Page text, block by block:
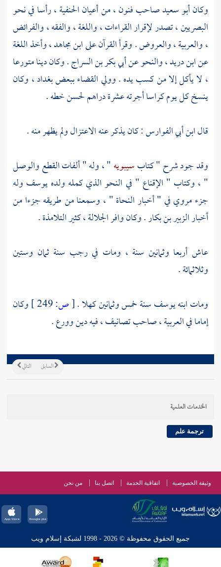
وكانأبو سعيدصاحب فنون ، من أعيان الحنفية ، رأسا في نحو
البصريين، تصدر لإقرار القراءات ، واللغة ، والفقه ، والفرائض
، والعربية ، والعروض . وقرأ القرآن علىابن مجاهد، وأخذ اللغة
عنابن دريد، والنحو عنأبي بكر بن السراج. وكان دينا متورعا
، لا يأكل إلا من كسب يده . وولي القضاء ببعضبغداد، وكان
ينسخ كل يوم كراسا أجرته عشرة دراهم لحسن خطه .
قالابن أبي الفوارس: كان يذكر عنه الاعتزال ولم يظهر منه .
وقد جود شرح " كتابسيبويه" ، وله " ألفات القطع والوصل
" ، وكتاب " الإقناع " في النحو الذي كمله ولدهيوسف وله
جزء مروي في " أخبار النحاة " ، وسمعنا من طريقه جزءا من
أخبارالزبير بن بكار. وكان وافر الجلالة ، كثير التلامذة .
عاش أربعا وثمانين سنة ، ومات في رجب سنة ثمان وستين
وثلاثمائة .
ومات ابنهيوسفسنة خمس وثمانين كهلا .[ص:
وكان
إماما في العربية ، صاحب تصانيف ، فيه دين وورع .
التالي السابق
الخدمات العلمية
ترجمة علم
وثيقة الخصوصية اتفاقية الخدمة اتصل بنا من نحن
جميع الحقوق محفوظة © 2026 - 1998 لشبكة إسلام ويب